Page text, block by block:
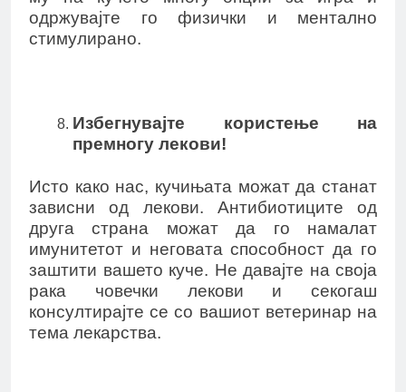
одржувајте го физички и ментално
стимулирано.
Избегнувајте користење на
премногу лекови!
Исто како нас, кучињата можат да станат
зависни од лекови. Антибиотиците од
друга страна можат да го намалат
имунитетот и неговата способност да го
заштити вашето куче. Не давајте на своја
рака човечки лекови и секогаш
консултирајте се со вашиот ветеринар на
тема лекарства.